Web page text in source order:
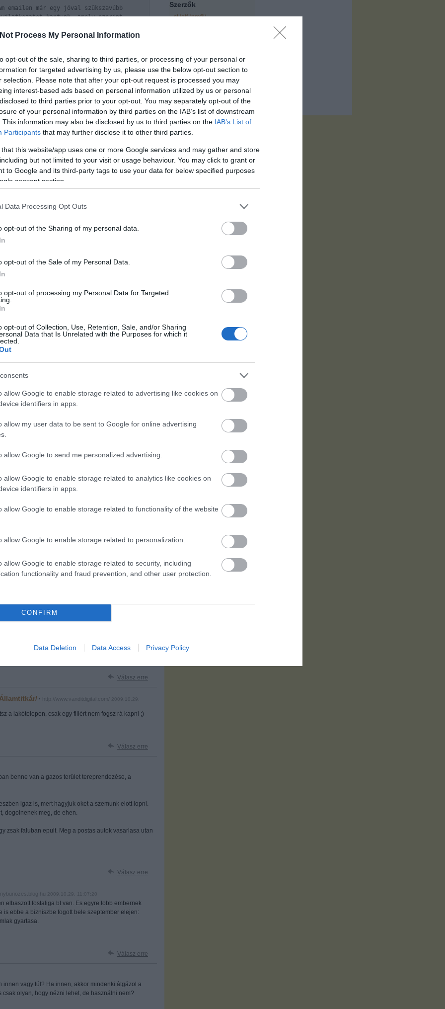
Process My Personal Information
opt-out of the sale, sharing to third parties, or processing of your personal or
for targeted advertising by us, please use the below opt-out section to
selection. Please note that after your opt-out request is processed you may
interest-based ads based on personal information utilized by us or personal
to third parties prior to your opt-out. You may separately opt-out of the
of your personal information by third parties on the IAB’s list of downstream
This information may also be disclosed by us to third parties on the IAB’s List of
Participants that may further disclose it to other third parties.
that this website/app uses one or more Google services and may gather and store
but not limited to your visit or usage behaviour. You may click to grant or
to Google and its third-party tags to use your data for below specified purposes
consent section.
Data Processing Opt Outs
opt-out of the Sharing of my personal data.
opt-out of the Sale of my Personal Data.
opt-out of processing my Personal Data for Targeted
opt-out of Collection, Use, Retention, Sale, and/or Sharing
Data that Is Unrelated with the Purposes for which it
allow Google to enable storage related to advertising like cookies on
identifiers in apps.
allow my user data to be sent to Google for online advertising
allow Google to send me personalized advertising.
allow Google to enable storage related to analytics like cookies on
identifiers in apps.
allow Google to enable storage related to functionality of the website
allow Google to enable storage related to personalization.
allow Google to enable storage related to security, including
functionality and fraud prevention, and other user protection.
CONFIRM
Data Deletion Data Access Privacy Policy
emailen már egy jóval szűkszavúbb
kaptunk, amely szerint
2006 év szeptemberében az AVOP
kapcsolódó pihenőhely építése
nem minden projektelemre nyertünk,
a projekt neve hivatalosan nem
„a projekt befejeződött, ellenőrizte
Hivatal) Veszprém megyei
rendben talált, a támogatás
évente küldjük.”
Tetszik
kútmérgezés
üzleti körökből kiszivárgott hírek alapján több
Magyarországról, ahogy azt Izland esetében is
a kormány...
minősülnek, értük aszolgáltatás technikaiüzemeltetője semmilyen felelősséget nem
Részletek a
Felhasználási feltételekben adatvédelmi tájékoztatóban
a Nepliget tereprendezeset. Elferne ott vagy 500-
is adnank.
Válasz erre
· http://www.vanditdigital.com/
2009.10.29.
a lakótelepen, csak egy fillért nem fogsz rá kapni ;)
Válasz erre
benne van a gazos terület tereprendezése, a
igaz is, mert hagyjuk oket a szemunk elott lopni.
dogolnenek meg, de ehen.
zsak faluban epult. Meg a postas autok vasarlasa utan
Válasz erre
2009.10.29. 11:07:20
elbaszott fostaliga bt van. Es egyre tobb embernek
ebbe a bizniszbe fogott bele szeptember elejen:
gyartasa.
Válasz erre
innen vagy túl? Ha innen, akkor mindenki átgázol a
olyan, hogy nézni lehet, de használni nem?
Szerzők
sHelf (profil)
Vendégblgr ( profil)
Rozsnyai Zsolt ( profil)
LCsilla16 (profil)